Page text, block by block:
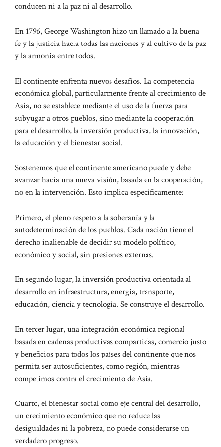
conducen ni a la paz ni al desarrollo.
En 1796, George Washington hizo un llamado a la buena
fe y la justicia hacia todas las naciones y al cultivo de la paz
y la armonía entre todos.
El continente enfrenta nuevos desafíos. La competencia
económica global, particularmente frente al crecimiento de
Asia, no se establece mediante el uso de la fuerza para
subyugar a otros pueblos, sino mediante la cooperación
para el desarrollo, la inversión productiva, la innovación,
la educación y el bienestar social.
Sostenemos que el continente americano puede y debe
avanzar hacia una nueva visión, basada en la cooperación,
no en la intervención. Esto implica específicamente:
Primero, el pleno respeto a la soberanía y la
autodeterminación de los pueblos. Cada nación tiene el
derecho inalienable de decidir su modelo político,
económico y social, sin presiones externas.
En segundo lugar, la inversión productiva orientada al
desarrollo en infraestructura, energía, transporte,
educación, ciencia y tecnología. Se construye el desarrollo.
En tercer lugar, una integración económica regional
basada en cadenas productivas compartidas, comercio justo
y beneficios para todos los países del continente que nos
permita ser autosuficientes, como región, mientras
competimos contra el crecimiento de Asia.
Cuarto, el bienestar social como eje central del desarrollo,
un crecimiento económico que no reduce las
desigualdades ni la pobreza, no puede considerarse un
verdadero progreso.